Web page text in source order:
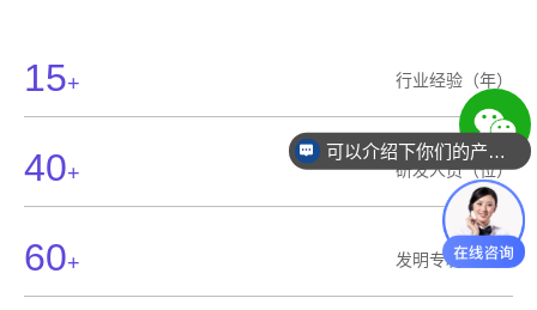
15+ 行业经验（年）
40+ 研发人员（位）
60+ 发明专利（项）